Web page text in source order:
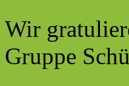
Wir
Gruppe